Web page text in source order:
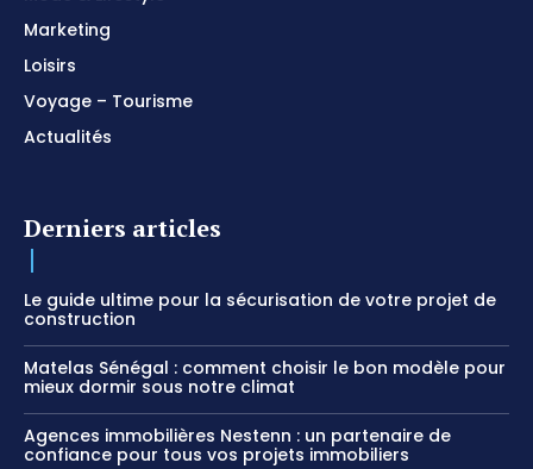
Marketing
Loisirs
Voyage – Tourisme
Actualités
Derniers articles
Le guide ultime pour la sécurisation de votre projet de
construction
Matelas Sénégal : comment choisir le bon modèle pour
mieux dormir sous notre climat
Agences immobilières Nestenn : un partenaire de
confiance pour tous vos projets immobiliers